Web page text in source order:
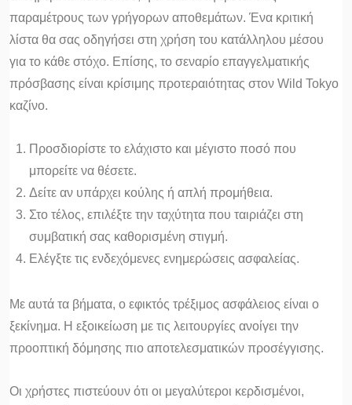
παραμέτρους των γρήγορων αποθεμάτων. Ένα κριτική
λίστα θα σας οδηγήσει στη χρήση του κατάλληλου μέσου
για το κάθε στόχο. Επίσης, το σεναρίο επαγγελματικής
πρόσβασης είναι κρίσιμης προτεραιότητας στον Wild Tokyo
καζίνο.
Προσδιορίστε το ελάχιστο και μέγιστο ποσό που
μπορείτε να θέσετε.
Δείτε αν υπάρχει κούλης ή απλή προμήθεια.
Στο τέλος, επιλέξτε την ταχύτητα που ταιριάζει στη
συμβατική σας καθορισμένη στιγμή.
Ελέγξτε τις ενδεχόμενες ενημερώσεις ασφαλείας.
Με αυτά τα βήματα, ο εφικτός τρέξιμος ασφάλειος είναι ο
ξεκίνημα. Η εξοικείωση με τις λειτουργίες ανοίγει την
προοπτική δόμησης πιο αποτελεσματικών προσέγγισης.
Οι χρήστες πιστεύουν ότι οι μεγαλύτεροι κερδισμένοι,